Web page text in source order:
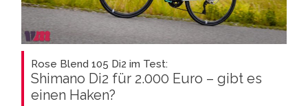
Rose Blend 105 Di2 im Test:
Shimano Di2 für 2.000 Euro – gibt es
einen Haken?